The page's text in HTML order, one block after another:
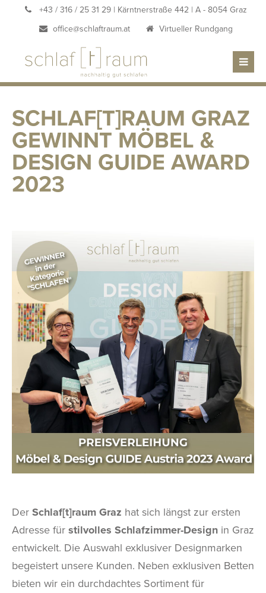
+43 / 316 / 25 31 29| Kärntnerstraße 442 | A - 8054 Graz
office@schlaftraum.at
Virtueller Rundgang
SCHLAF[T]RAUM GRAZ
GEWINNT MÖBEL &
DESIGN GUIDE AWARD
2023
Der Schlaf[t]raum Graz hat sich längst zur ersten
Adresse für stilvolles Schlafzimmer-Design in Graz
entwickelt. Die Auswahl exklusiver Designmarken
begeistert unsere Kunden. Neben exklusiven Betten
bieten wir ein durchdachtes Sortiment für